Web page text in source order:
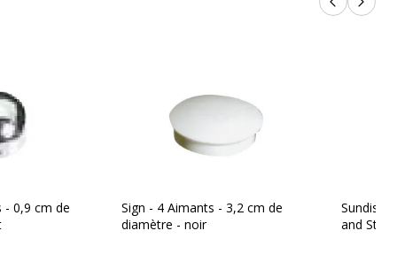
Produits
- 0,9 cm de
Sign - 4 Aimants - 3,2 cm de
diamètre - noir
Sundis -
and